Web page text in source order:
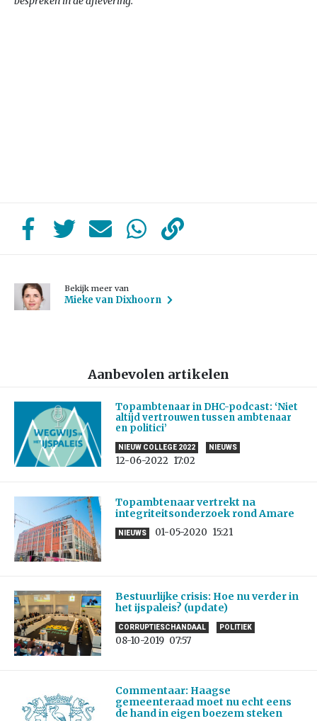
Bekijk meer van
Mieke van Dixhoorn
Aanbevolen artikelen
Topambtenaar in DHC-podcast: ‘Niet
altijd vertrouwen tussen ambtenaar
en politici’
NIEUW COLLEGE 2022 NIEUWS
12-06-2022 17:02
Topambtenaar vertrekt na
integriteitsonderzoek rond Amare
NIEUWS 01-05-2020 15:21
Bestuurlijke crisis: Hoe nu verder in
het ijspaleis? (update)
CORRUPTIESCHANDAAL POLITIEK
08-10-2019 07:57
Commentaar: Haagse
gemeenteraad moet nu echt eens
de hand in eigen boezem steken